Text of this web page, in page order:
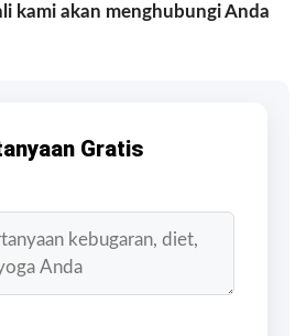
kami akan menghubungi Anda
Gratis